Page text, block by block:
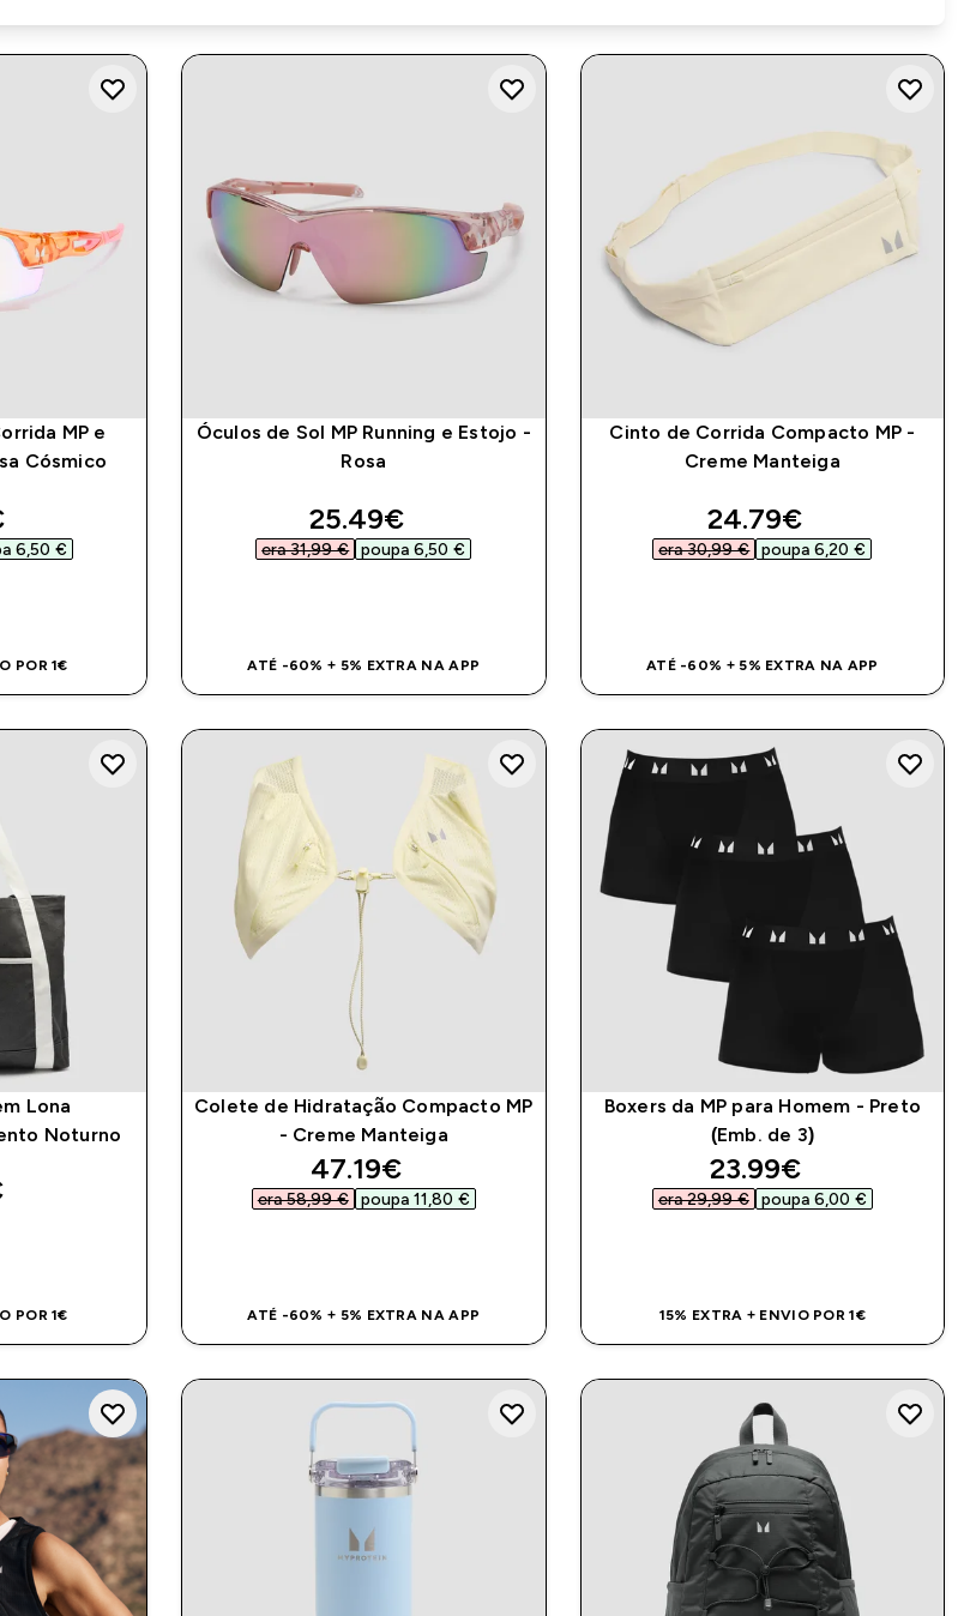
MP e
Cósmico
price
6,50 €‎
POR 1€
Óculos de Sol MP Running e Estojo -
Rosa
discounted price
25.49€‎
era 31,99 €‎ poupa 6,50 €‎
ATÉ -60% + 5% EXTRA NA APP
Cinto de Corrida Compacto MP -
Creme Manteiga
discounted price
24.79€‎
era 30,99 €‎ poupa 6,20 €‎
ATÉ -60% + 5% EXTRA NA APP
Lona
Noturno
POR 1€
Colete de Hidratação Compacto MP
- Creme Manteiga
discounted price
47.19€‎
era 58,99 €‎ poupa 11,80 €‎
ATÉ -60% + 5% EXTRA NA APP
Boxers da MP para Homem - Preto
(Emb. de 3)
discounted price
23.99€‎
era 29,99 €‎ poupa 6,00 €‎
15% EXTRA + ENVIO POR 1€